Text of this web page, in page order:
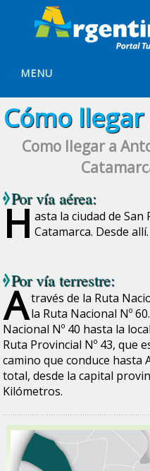
MENU
Cómo
Como llegar a
Por vía aérea:
H asta la ciudad de San
Catamarca. Desde allí.
Por vía terrestre:
Através de la Ruta
la Ruta Nacional Nº
Nacional Nº 40 hasta la
Ruta Provincial Nº 43, que
camino que conduce hasta
total, desde la capital
Kilómetros.